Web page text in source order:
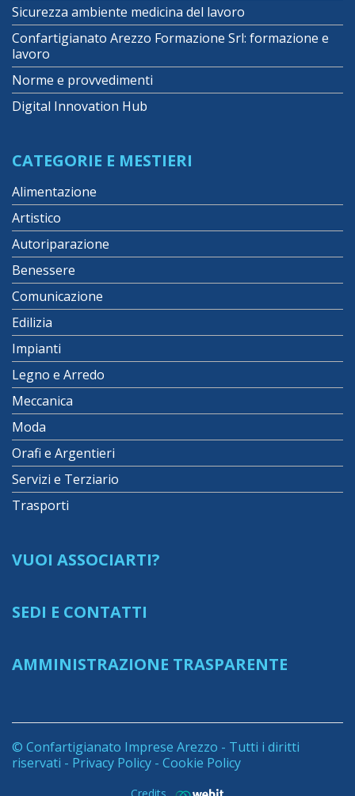
Sicurezza ambiente medicina del lavoro
Confartigianato Arezzo Formazione Srl: formazione e
lavoro
Norme e provvedimenti
Digital Innovation Hub
CATEGORIE E MESTIERI
Alimentazione
Artistico
Autoriparazione
Benessere
Comunicazione
Edilizia
Impianti
Legno e Arredo
Meccanica
Moda
Orafi e Argentieri
Servizi e Terziario
Trasporti
VUOI ASSOCIARTI?
SEDI E CONTATTI
AMMINISTRAZIONE TRASPARENTE
© Confartigianato Imprese Arezzo - Tutti i diritti
riservati - Privacy Policy - Cookie Policy